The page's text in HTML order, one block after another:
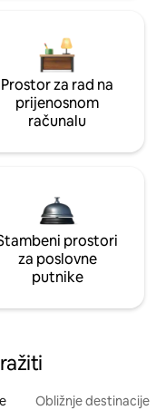
Prostor za rad na
prijenosnom
računalu
prostori
za poslovne
putnike
Obližnje destinacije